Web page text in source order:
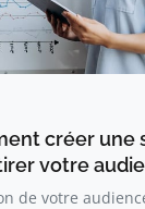
créer une
votre
de votre